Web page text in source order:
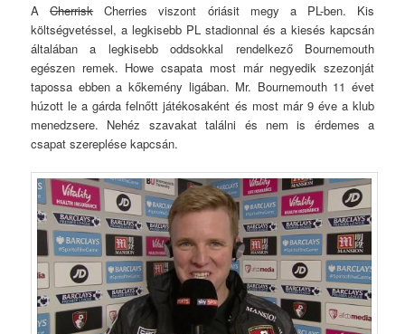
ACherriskCherries viszont óriásit megy a PL-ben. Kis
költségvetéssel, a legkisebb PL stadionnal és a kiesés kapcsán
általában a legkisebb oddsokkal rendelkező Bournemouth
egészen remek. Howe csapata most már negyedik szezonját
tapossa ebben a kőkemény ligában. Mr. Bournemouth 11 évet
húzott le a gárda felnőtt játékosaként és most már 9 éve a klub
menedzsere. Nehéz szavakat találni és nem is érdemes a
csapat szereplése kapcsán.